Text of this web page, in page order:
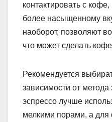
контактировать с
более насыщенному
наоборот, позволяют
что может сделать
Рекомендуется
зависимости от
эспрессо лучше
мелкими порами, а для